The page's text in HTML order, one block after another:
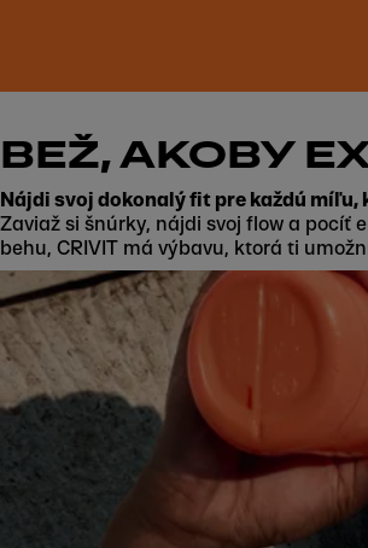
BEŽ, AKOBY
Nájdi svoj dokonalý fit pre každú míľu,
Zaviaž si šnúrky, nájdi svoj flow a pocíť
behu, CRIVIT má výbavu, ktorá ti